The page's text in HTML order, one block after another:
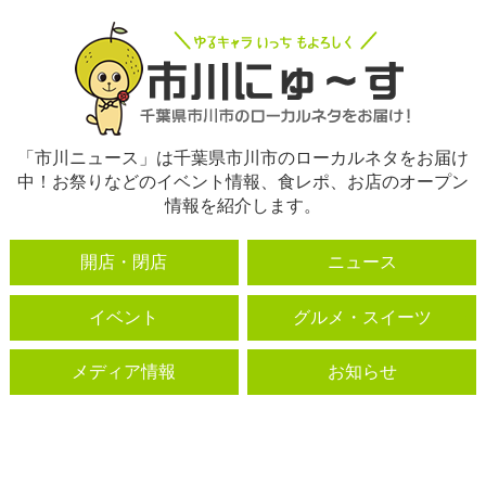
「市川ニュース」は千葉県市川市のローカルネタをお届け
中！お祭りなどのイベント情報、食レポ、お店のオープン
情報を紹介します。
開店・閉店 ニュース
イベント グルメ・スイーツ
メディア情報 お知らせ